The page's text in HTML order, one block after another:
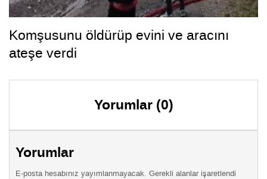
Komşusunu öldürüp evini ve aracını
ateşe verdi
Yorumlar (0)
Yorumlar
E-posta hesabınız yayımlanmayacak. Gerekli alanlar işaretlendi